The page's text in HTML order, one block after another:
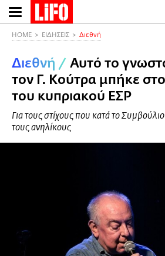
Παράκαμψη
προς
περιεχόμενο
HOME ΕΙΔΗΣΕΙΣ Διεθνή
Διεθνή / Αυτό το
τον Γ. Κούτρα μπήκε
του κυπριακού ΕΣΡ
Για τους στίχους που κατά το
τους ανηλίκους